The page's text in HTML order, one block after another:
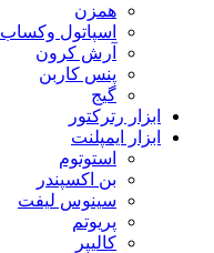
همزن
اسپاتول وکساب
آرش کرون
پنس کاربن
گیج
ابزار رترکتور
ابزار ایمپلنت
استوتوم
بن اکسپندر
سینوس لیفت
پریوتم
کالیپر